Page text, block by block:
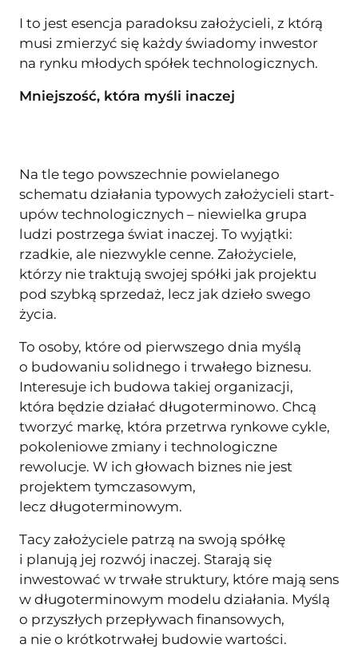
I to jest esencja paradoksu założycieli, z którą
musi zmierzyć się każdy świadomy inwestor
na rynku młodych spółek technologicznych.
Mniejszość, która myśli inaczej
Na tle tego powszechnie powielanego
schematu działania typowych założycieli start-
upów technologicznych – niewielka grupa
ludzi postrzega świat inaczej. To wyjątki:
rzadkie, ale niezwykle cenne. Założyciele,
którzy nie traktują swojej spółki jak projektu
pod szybką sprzedaż, lecz jak dzieło swego
życia.
To osoby, które od pierwszego dnia myślą
o budowaniu solidnego i trwałego biznesu.
Interesuje ich budowa takiej organizacji,
która będzie działać długoterminowo. Chcą
tworzyć markę, która przetrwa rynkowe cykle,
pokoleniowe zmiany i technologiczne
rewolucje. W ich głowach biznes nie jest
projektem tymczasowym,
lecz długoterminowym.
Tacy założyciele patrzą na swoją spółkę
i planują jej rozwój inaczej. Starają się
inwestować w trwałe struktury, które mają sens
w długoterminowym modelu działania. Myślą
o przyszłych przepływach finansowych,
a nie o krótkotrwałej budowie wartości.